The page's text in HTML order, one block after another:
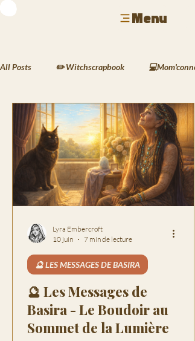
Menu
All Posts ✏️ Witchscrapbook
🐾 Animaux & Mode 🏺 Déco &
🖋️ Les Écrits de Silas 🌱 Le Carnet des
🔮 Les Messages de
Basira - Le Boudoir au
Sommet de la Lumière
🔮 LES MESSAGES DE BASIRA
Lyra Embercroft
10 juin
7 min de lecture